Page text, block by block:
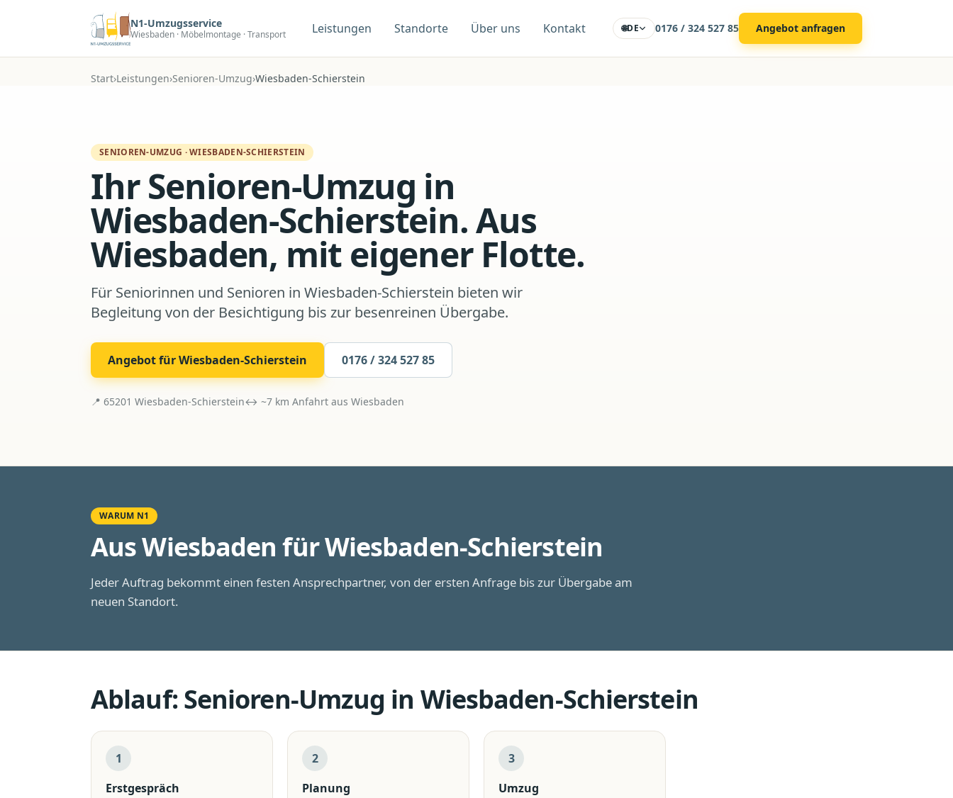
N1-Umzugsservice
Wiesbaden · Möbelmontage · Transport Leistungen Standorte Über uns Kontakt 🌐DE 0176 / 324 527 85 Angebot anfragen
Start›Leistungen›Senioren-Umzug›Wiesbaden-Schierstein
SENIOREN-UMZUG ·WIESBADEN-SCHIERSTEIN
Ihr Senioren-Umzug in
Wiesbaden-Schierstein. Aus
Wiesbaden, mit eigener Flotte.
Für Seniorinnen und Senioren in Wiesbaden-Schierstein bieten wir
Begleitung von der Besichtigung bis zur besenreinen Übergabe.
Angebot fürWiesbaden-Schierstein 0176 / 324 527 85
📍 65201 Wiesbaden-Schierstein↔ ~7 km Anfahrt aus Wiesbaden
WARUM N1
Aus Wiesbaden fürWiesbaden-Schierstein
Jeder Auftrag bekommt einen festen Ansprechpartner, von der ersten Anfrage bis zur Übergabe am
neuen Standort.
Ablauf:Senioren-Umzug in Wiesbaden-Schierstein
1
Erstgespräch
2
Planung
3
Umzug